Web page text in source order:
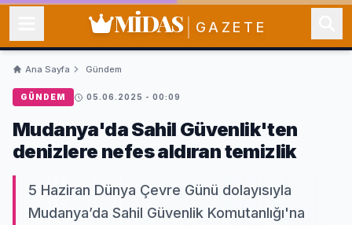
MİDAS GAZETE
Ana Sayfa Gündem
GÜNDEM 05.06.2025 - 00:09
Mudanya'da Sahil Güvenlik'ten
denizlere nefes aldıran temizlik
5 Haziran Dünya Çevre Günü dolayısıyla
Mudanya’da Sahil Güvenlik Komutanlığı'na